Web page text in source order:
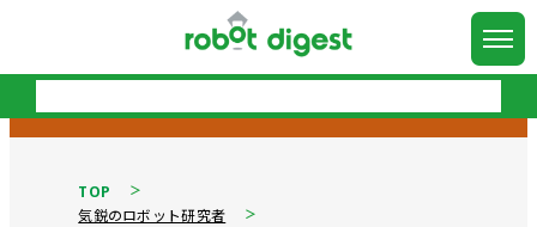
TOP
気鋭のロボット研究者